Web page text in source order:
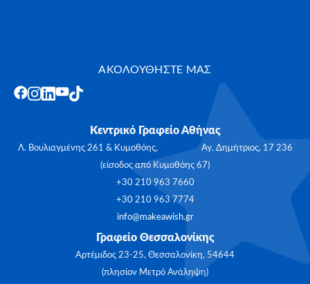
ΑΚΟΛΟΥΘΗΣΤΕ ΜΑΣ
Κεντρικό Γραφείο Αθήνας
Λ. Βουλιαγμένης 261 & Κυμοθόης, Αγ. Δημήτριος, 17 236
(είσοδος από Κυμοθόης 67)
+30 210 963 7660
+30 210 963 7774
info@makeawish.gr
Γραφείο Θεσσαλονίκης
Αρτέμιδος 23-25, Θεσσαλονίκη, 54644
(πλησίον Μετρό Ανάληψη)